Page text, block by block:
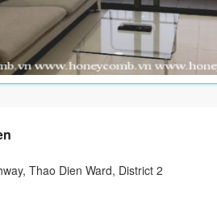
Thao Dien Ward, District 2